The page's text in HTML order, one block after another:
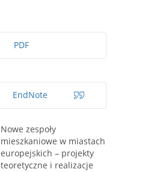
PDF
EndNote
Nowe zespoły
mieszkaniowe w miastach
europejskich – projekty
teoretyczne i realizacje